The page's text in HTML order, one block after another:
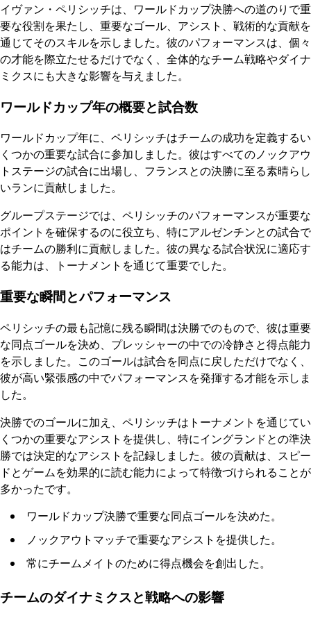
イヴァン・ペリシッチは、ワールドカップ決勝への道のりで重
要な役割を果たし、重要なゴール、アシスト、戦術的な貢献を
通じてそのスキルを示しました。彼のパフォーマンスは、個々
の才能を際立たせるだけでなく、全体的なチーム戦略やダイナ
ミクスにも大きな影響を与えました。
ワールドカップ年の概要と試合数
ワールドカップ年に、ペリシッチはチームの成功を定義するい
くつかの重要な試合に参加しました。彼はすべてのノックアウ
トステージの試合に出場し、フランスとの決勝に至る素晴らし
いランに貢献しました。
グループステージでは、ペリシッチのパフォーマンスが重要な
ポイントを確保するのに役立ち、特にアルゼンチンとの試合で
はチームの勝利に貢献しました。彼の異なる試合状況に適応す
る能力は、トーナメントを通じて重要でした。
重要な瞬間とパフォーマンス
ペリシッチの最も記憶に残る瞬間は決勝でのもので、彼は重要
な同点ゴールを決め、プレッシャーの中での冷静さと得点能力
を示しました。このゴールは試合を同点に戻しただけでなく、
彼が高い緊張感の中でパフォーマンスを発揮する才能を示しま
した。
決勝でのゴールに加え、ペリシッチはトーナメントを通じてい
くつかの重要なアシストを提供し、特にイングランドとの準決
勝では決定的なアシストを記録しました。彼の貢献は、スピー
ドとゲームを効果的に読む能力によって特徴づけられることが
多かったです。
ワールドカップ決勝で重要な同点ゴールを決めた。
ノックアウトマッチで重要なアシストを提供した。
常にチームメイトのために得点機会を創出した。
チームのダイナミクスと戦略への影響